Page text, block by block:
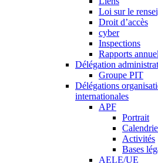
Loi sur le
Droit d’accès
cyber
Inspections
Rapports
Délégation
Groupe PIT
Délégations
internationales
APF
Portrait
Activités
Bases
AELE/UE